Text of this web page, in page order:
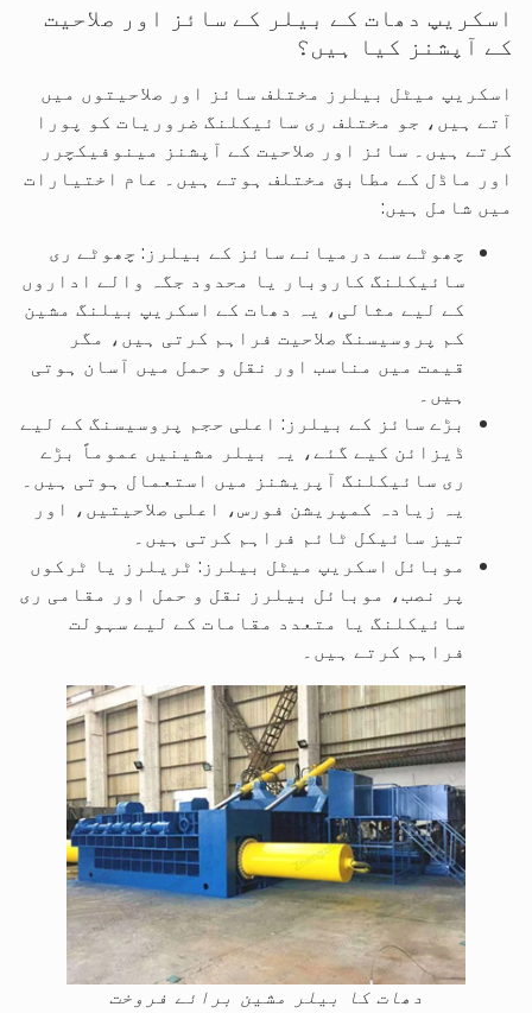
اسکریپ دھات کے بیلر کے سائز اور صلاحیت
کے آپشنز کیا ہیں؟
اسکریپ میٹل بیلرز مختلف سائز اور صلاحیتوں میں
آتے ہیں، جو مختلف ری سائیکلنگ ضروریات کو پورا
کرتے ہیں۔ سائز اور صلاحیت کے آپشنز مینوفیکچرر
اور ماڈل کے مطابق مختلف ہوتے ہیں۔ عام اختیارات
میں شامل ہیں:
چھوٹے سے درمیانے سائز کے بیلرز: چھوٹے ری
سائیکلنگ کاروبار یا محدود جگہ والے اداروں
کے لیے مثالی، یہ دھات کے اسکریپ بیلنگ مشین
کم پروسیسنگ صلاحیت فراہم کرتی ہیں، مگر
قیمت میں مناسب اور نقل و حمل میں آسان ہوتی
ہیں۔
بڑے سائز کے بیلرز: اعلی حجم پروسیسنگ کے لیے
ڈیزائن کیے گئے، یہ بیلر مشینیں عموماً بڑے
ری سائیکلنگ آپریشنز میں استعمال ہوتی ہیں۔
یہ زیادہ کمپریشن فورس، اعلی صلاحیتیں، اور
تیز سائیکل ٹائم فراہم کرتی ہیں۔
موبائل اسکریپ میٹل بیلرز: ٹریلرز یا ٹرکوں
پر نصب، موبائل بیلرز نقل و حمل اور مقامی ری
سائیکلنگ یا متعدد مقامات کے لیے سہولت
فراہم کرتے ہیں۔
دھات کا بیلر مشین برائے فروخت